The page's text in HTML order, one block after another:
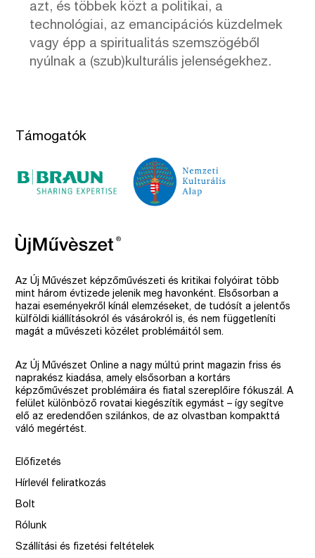
azt, és többek közt a politikai, a
technológiai, az emancipációs küzdelmek
vagy épp a spiritualitás szemszögéből
nyúlnak a (szub)kulturális jelenségekhez.
Támogatók
Az Új Művészet képzőművészeti és kritikai folyóirat több
mint három évtizede jelenik meg havonként. Elsősorban a
hazai eseményekről kínál elemzéseket, de tudósít a jelentős
külföldi kiállításokról és vásárokról is, és nem függetleníti
magát a művészeti közélet problémáitól sem.
Az Új Művészet Online a nagy múltú print magazin friss és
naprakész kiadása, amely elsősorban a kortárs
képzőművészet problémáira és fiatal szereplőire fókuszál. A
felület különböző rovatai kiegészítik egymást – így segítve
elő az eredendően szilánkos, de az olvastban kompakttá
váló megértést.
Előfizetés
Hírlevél feliratkozás
Bolt
Rólunk
Szállítási és fizetési feltételek